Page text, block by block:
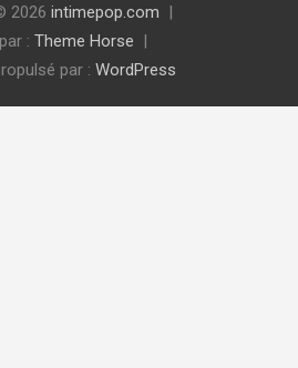
2026 intimepop.com
: Theme Horse
par : WordPress